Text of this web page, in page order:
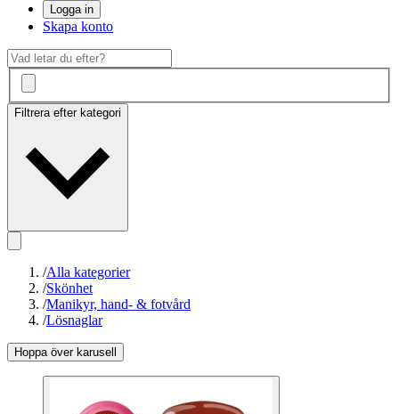
Logga in
Skapa konto
Filtrera efter kategori
/Alla kategorier
/Skönhet
/Manikyr, hand- & fotvård
/Lösnaglar
Hoppa över karusell